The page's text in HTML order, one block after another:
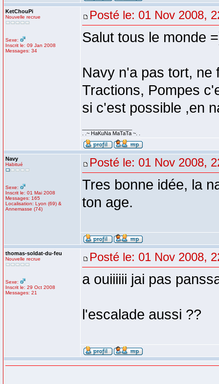
KetChouPi
Nouvelle recrue
Sexe:
Inscrit le: 09 Jan 2008
Messages: 34
Posté le: 01 Nov 2008,
Salut tous le monde
Navy n'a pas tort, ne
Tractions, Pompes
si c'est possible ,en
. .~ HaKuNa MaTaTa ~. .
Navy
Habitué
Sexe:
Inscrit le: 01 Mai 2008
Messages: 165
Localisation: Lyon (69) &
Annemasse (74)
Posté le: 01 Nov 2008,
Tres bonne idée, la
ton age.
thomas-soldat-du-feu
Nouvelle recrue
Sexe:
Inscrit le: 29 Oct 2008
Messages: 21
Posté le: 01 Nov 2008,
a ouiiiiii jai pas
l'escalade aussi ??